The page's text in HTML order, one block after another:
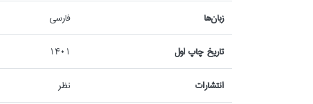
زبان‌ها فارسي
تاريخ چاپ اول 1401
انتشارات نظر